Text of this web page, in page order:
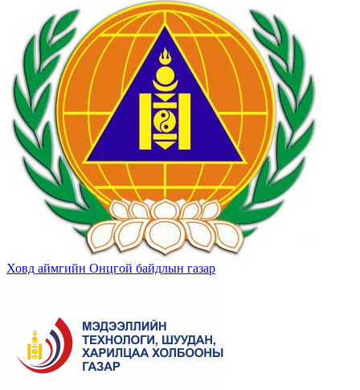
Ховд аймгийн Онцгой байдлын газар